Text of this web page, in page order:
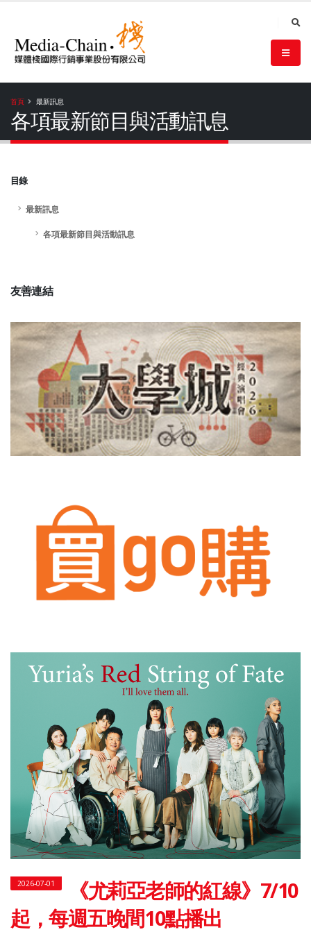
首頁 最新訊息
各項最新節目與活動訊息
目錄
最新訊息
各項最新節目與活動訊息
友善連結
2026-07-01
《尤莉亞老師的紅線》7/10
起，每週五晚間10點播出